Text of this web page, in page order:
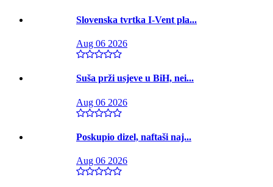
Slovenska tvrtka I-Vent pla...
Aug 06 2026
Suša prži usjeve u BiH, nei...
Aug 06 2026
Poskupio dizel, naftaši naj...
Aug 06 2026